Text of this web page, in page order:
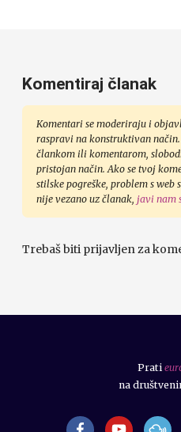
Komentiraj članak
Komentari se moderiraju i
raspravi na konstruktivan način.
člankom ili komentarom,
pristojan način. Ako se tvoj
stilske pogreške, problem s
nije vezano uz članak, javi nam
Trebaš biti prijavljen za
Prati
na